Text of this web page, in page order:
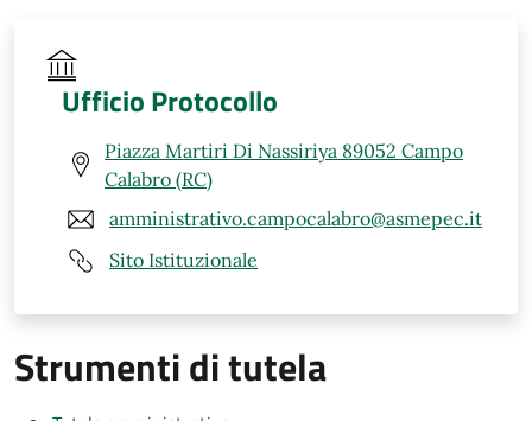
Ufficio Protocollo
Piazza Martiri Di Nassiriya 89052 Campo
Calabro (RC)
amministrativo.campocalabro@asmepec.it
Sito Istituzionale
Strumenti di tutela